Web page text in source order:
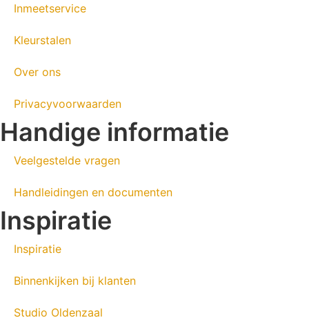
Inmeetservice
Kleurstalen
Over ons
Privacyvoorwaarden
Handige informatie
Veelgestelde vragen
Handleidingen en documenten
Inspiratie
Inspiratie
Binnenkijken bij klanten
Studio Oldenzaal